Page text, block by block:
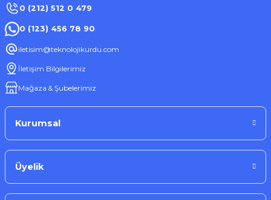
Stokta Yok
Tükendi
RADO RD-307X Tıraş Makinesi
0 (212) 512 0 479
0 (123) 456 78 90
iletisim@teknolojikurdu.com
İletişim Bilgilerimiz
Mağaza & Şubelerimiz
Kurumsal
Üyelik